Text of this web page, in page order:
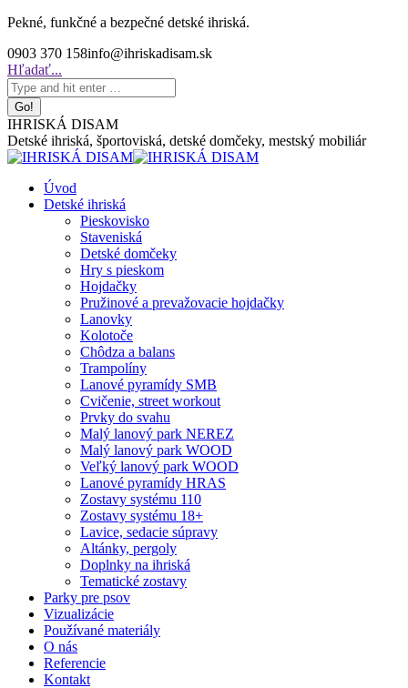
Skip
content
Pekné, funkčné a bezpečné detské ihriská.
0903 370 158info@ihriskadisam.sk
Search:
Hľadať...
IHRISKÁ DISAM
Detské ihriská, športoviská, detské domčeky, mestský mobiliár
Úvod
Detské ihriská
Pieskovisko
Staveniská
Detské domčeky
Hry s pieskom
Hojdačky
Pružinové a prevažovacie hojdačky
Lanovky
Kolotoče
Chôdza a balans
Trampolíny
Lanové pyramídy SMB
Cvičenie, street workout
Prvky do svahu
Malý lanový park NEREZ
Malý lanový park WOOD
Veľký lanový park WOOD
Lanové pyramídy HRAS
Zostavy systému 110
Zostavy systému 18+
Lavice, sedacie súpravy
Altánky, pergoly
Doplnky na ihriská
Tematické zostavy
Parky pre psov
Vizualizácie
Používané materiály
O nás
Referencie
Kontakt